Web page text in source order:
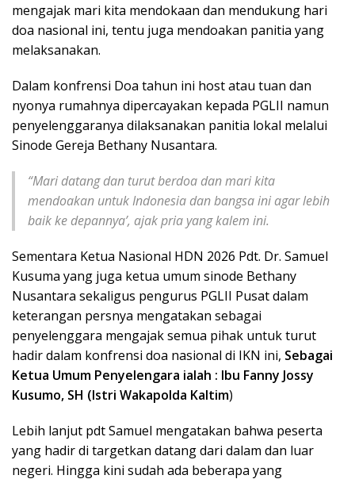
mengajak mari kita mendokaan dan mendukung hari
doa nasional ini, tentu juga mendoakan panitia yang
melaksanakan.
Dalam konfrensi Doa tahun ini host atau tuan dan
nyonya rumahnya dipercayakan kepada PGLII namun
penyelenggaranya dilaksanakan panitia lokal melalui
Sinode Gereja Bethany Nusantara.
“Mari datang dan turut berdoa dan mari kita
mendoakan untuk Indonesia dan bangsa ini agar lebih
baik ke depannya’, ajak pria yang kalem ini.
Sementara Ketua Nasional HDN 2026 Pdt. Dr. Samuel
Kusuma yang juga ketua umum sinode Bethany
Nusantara sekaligus pengurus PGLII Pusat dalam
keterangan persnya mengatakan sebagai
penyelenggara mengajak semua pihak untuk turut
hadir dalam konfrensi doa nasional di IKN ini, Sebagai
Ketua Umum Penyelengara ialah : Ibu Fanny Jossy
Kusumo, SH (Istri Wakapolda Kaltim)
Lebih lanjut pdt Samuel mengatakan bahwa peserta
yang hadir di targetkan datang dari dalam dan luar
negeri. Hingga kini sudah ada beberapa yang